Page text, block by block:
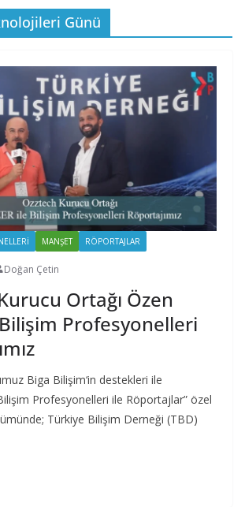
Günü
MANŞET RÖPORTAJLAR
Doğan Çetin
Ortağı Özen
Profesyonelleri
Biga Bilişim‘in destekleri ile
Profesyonelleri ile Röportajlar” özel
Türkiye Bilişim Derneği (TBD)